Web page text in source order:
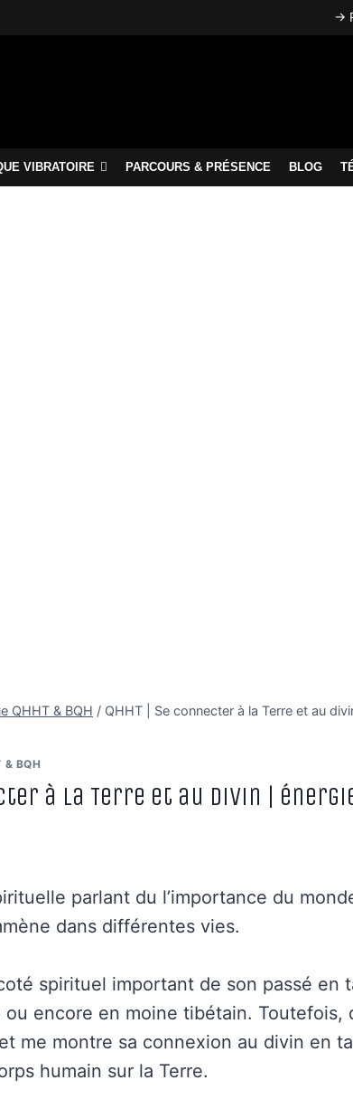
→
VIBRATOIRE PARCOURS & PRÉSENCE BLOG
QHHT & BQH / QHHT | Se connecter à la Terre et au
& BQH
à la Terre et au divin |
parlant du l’importance du
dans différentes vies.
spirituel important de son passé en
ou encore en moine tibétain. Toutefois,
me montre sa connexion au divin en
humain sur la Terre.